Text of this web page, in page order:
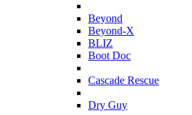
Beyond
Beyond-X
BLIZ
Boot Doc
Cascade Rescue
Dry Guy